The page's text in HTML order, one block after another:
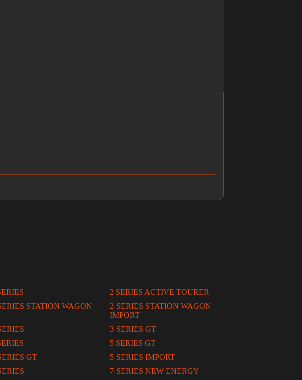
2 SERIES ACTIVE TOURER
STATION WAGON
2-SERIES STATION WAGON
IMPORT
3-SERIES GT
5 SERIES GT
GT
5-SERIES IMPORT
7-SERIES NEW ENERGY